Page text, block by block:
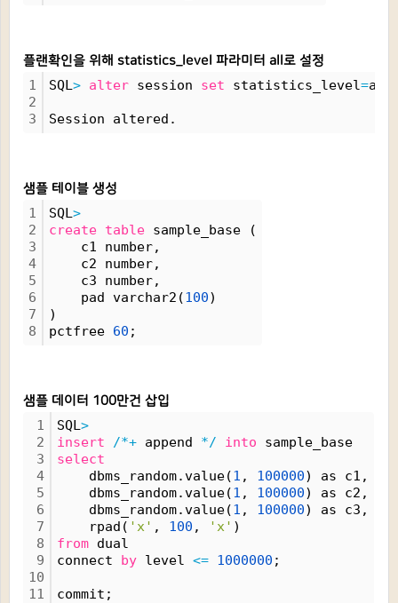
플랜확인을 위해 statistics_level 파라미터 all로 설정
1
2
3
SQL> alter session set statistics_level=
Session altered.
샘플 테이블 생성
1
2
3
4
5
6
7
8
SQL>
create table sample_base (
c1 number,
c2 number,
c3 number,
pad varchar2(100)
)
pctfree 60 ;
샘플 데이터 100만건 삽입
1
2
3
4
5
6
7
8
9
10
11
SQL>
insert
/*+ append */ into sample_base
select
dbms_random.value(1 , 100000) as c1,
dbms_random.value(1 , 100000) as c2,
dbms_random.value(1 , 100000) as c3,
rpad( 'x' , 100 , 'x' )
from dual
connect by level <= 1000000 ;
commit;